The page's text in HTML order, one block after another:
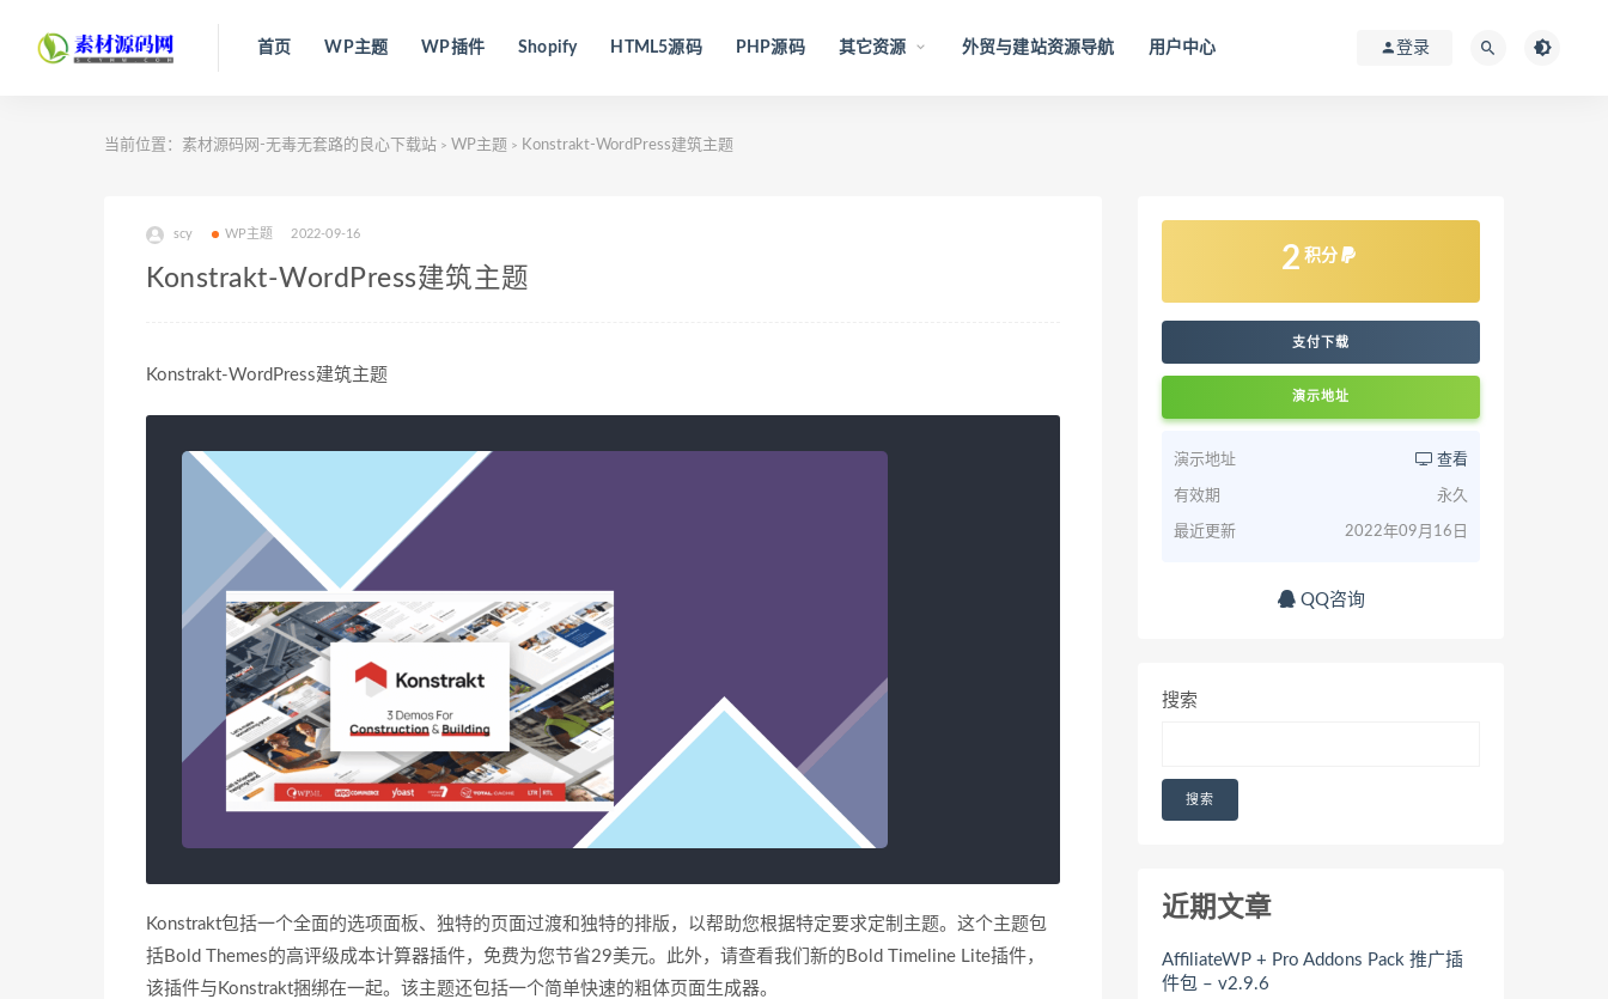
首页 WP主题 WP插件 Shopify HTML5源码 PHP源码 其它资源 外贸与建站资源导航 用户中心 登录
当前位置： 素材源码网-无毒无套路的良心下载站 > WP主题 > Konstrakt-WordPress建筑主题
scy WP主题 2022-09-16
Konstrakt-WordPress建筑主题
Konstrakt-WordPress建筑主题
Konstrakt包括一个全面的选项面板、独特的页面过渡和独特的排版，以帮助您根据特定要求定制主题。这个主题包
括Bold Themes的高评级成本计算器插件，免费为您节省29美元。此外，请查看我们新的Bold Timeline Lite插件，
该插件与Konstrakt捆绑在一起。该主题还包括一个简单快速的粗体页面生成器。
2 积分
支付下载
演示地址
演示地址 查看
有效期 永久
最近更新 2022年09月16日
QQ咨询
搜索
搜索
近期文章
AffiliateWP + Pro Addons Pack 推广插
件包 – v2.9.6